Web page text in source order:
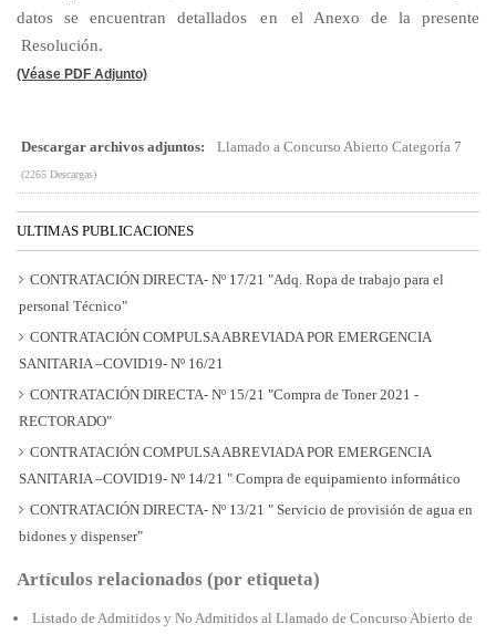
datos se encuentran detallados en el Anexo de la presente
Resolución.
(Véase PDF Adjunto)
Descargar archivos adjuntos: Llamado a Concurso Abierto Categoría 7
(2265 Descargas)
ULTIMAS PUBLICACIONES
CONTRATACIÓN DIRECTA- Nº 17/21 "Adq. Ropa de trabajo para el
personal Técnico"
CONTRATACIÓN COMPULSA ABREVIADA POR EMERGENCIA
SANITARIA –COVID19- Nº 16/21
CONTRATACIÓN DIRECTA- Nº 15/21 "Compra de Toner 2021 -
RECTORADO"
CONTRATACIÓN COMPULSA ABREVIADA POR EMERGENCIA
SANITARIA –COVID19- Nº 14/21 " Compra de equipamiento informático
CONTRATACIÓN DIRECTA- Nº 13/21 " Servicio de provisión de agua en
bidones y dispenser"
Artículos relacionados (por etiqueta)
Listado de Admitidos y No Admitidos al Llamado de Concurso Abierto de